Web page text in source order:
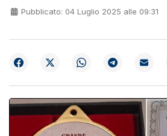
Pubblicato: 04 Luglio 2025 alle 09:31